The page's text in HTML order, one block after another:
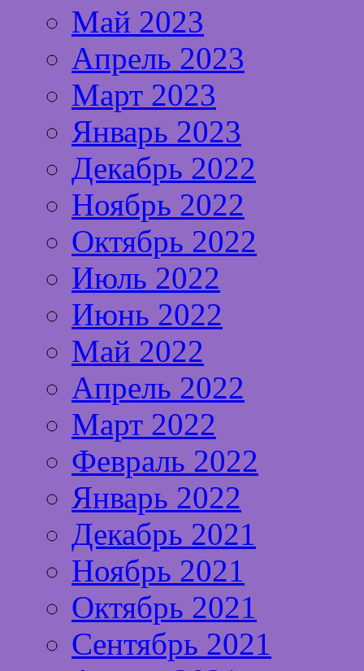
Май 2023
Апрель 2023
Март 2023
Январь 2023
Декабрь 2022
Ноябрь 2022
Октябрь 2022
Июль 2022
Июнь 2022
Май 2022
Апрель 2022
Март 2022
Февраль 2022
Январь 2022
Декабрь 2021
Ноябрь 2021
Октябрь 2021
Сентябрь 2021